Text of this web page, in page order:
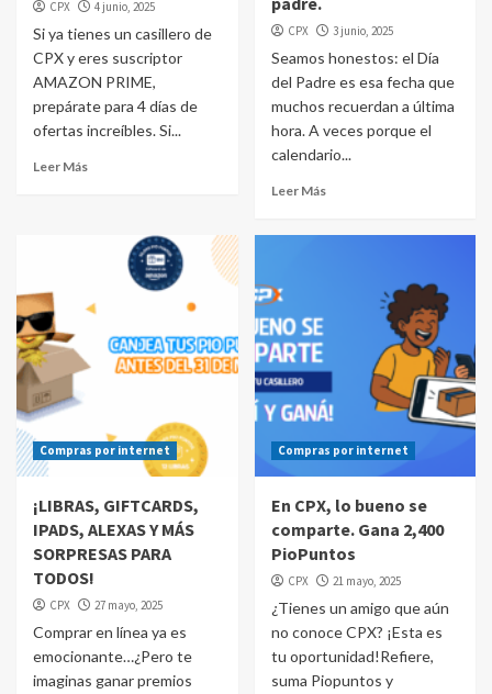
CPX 4 junio, 2025
Si ya tienes un casillero de
CPX y eres suscriptor
AMAZON PRIME,
prepárate para 4 días de
ofertas increíbles. Si...
Leer Más
CPX 3 junio, 2025
Seamos honestos: el Día
del Padre es esa fecha que
muchos recuerdan a última
hora. A veces porque el
calendario...
Leer Más
Compras por internet
¡LIBRAS, GIFTCARDS,
IPADS, ALEXAS Y MÁS
SORPRESAS PARA
TODOS!
CPX 27 mayo, 2025
Comprar en línea ya es
emocionante…¿Pero te
imaginas ganar premios
Compras por internet
En CPX, lo bueno se
comparte. Gana 2,400
PioPuntos
CPX 21 mayo, 2025
¿Tienes un amigo que aún
no conoce CPX? ¡Esta es
tu oportunidad!Refiere,
suma Piopuntos y